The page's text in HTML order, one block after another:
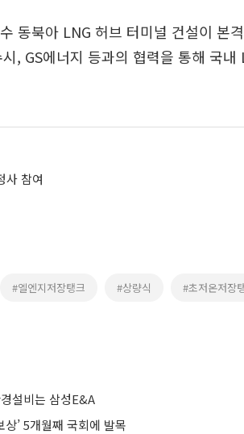
동북아 LNG 허브 터미널 건설이 본
, GS에너지 등과의 협력을 통해 국내
사 참여
#엘엔지저장탱크 #상량식 #초저온저장
설비는 삼성E&A
’ 5개월째 국회에 발목